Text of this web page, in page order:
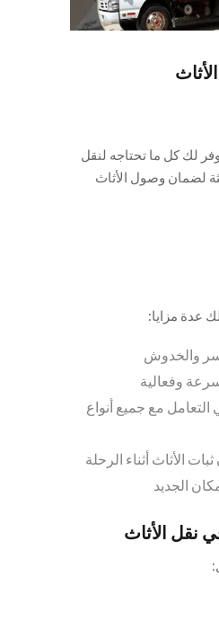
لك كل ما تحتاجه لنقل
لضمان وصول الأثاث
عدة مزايا:
والخدوش
وفعالية
مع جميع أنواع
الأثاث أثناء الرحلة
الجديد
نقل الأثاث